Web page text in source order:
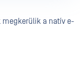
megkerülik a natív e-